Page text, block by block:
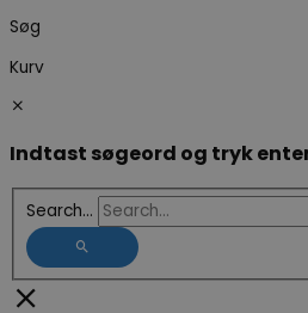
Søg
Kurv
Indtast søgeord og tryk
Search...